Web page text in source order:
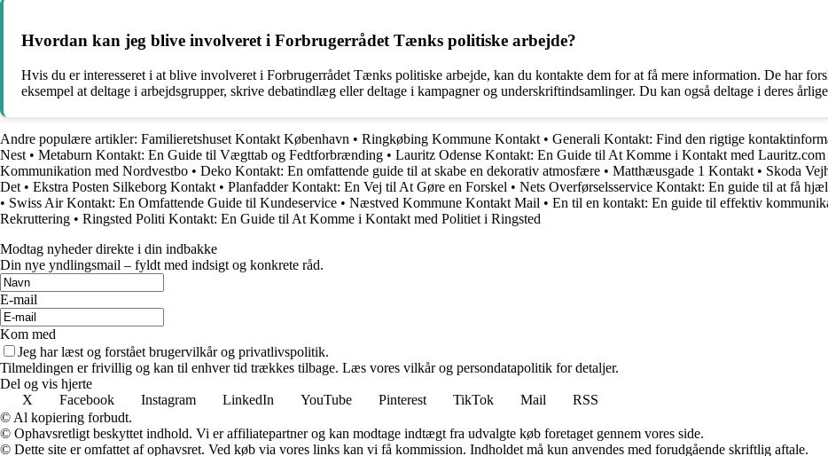
Hvordan kan jeg blive involveret i Forbrugerrådet Tænks politiske arbejde?
Hvis du er interesseret i at blive involveret i Forbrugerrådet Tænks politiske arbejde, kan du kontakte dem for at få mere information. De har
eksempel at deltage i arbejdsgrupper, skrive debatindlæg eller deltage i kampagner og underskriftindsamlinger. Du kan også deltage i deres
Andre populære artikler: Familieretshuset Kontakt København • Ringkøbing Kommune Kontakt • Generali Kontakt: Find den rigtige
Nest • Metaburn Kontakt: En Guide til Vægttab og Fedtforbrænding • Lauritz Odense Kontakt: En Guide til At Komme i Kontakt med Lauritz.com
Kommunikation med Nordvestbo • Deko Kontakt: En omfattende guide til at skabe en dekorativ atmosfære • Matthæusgade 1 Kontakt • Skoda
Det • Ekstra Posten Silkeborg Kontakt • Planfadder Kontakt: En Vej til At Gøre en Forskel • Nets Overførselsservice Kontakt: En guide til at få
• Swiss Air Kontakt: En Omfattende Guide til Kundeservice • Næstved Kommune Kontakt Mail • En til en kontakt: En guide til effektiv
Rekruttering • Ringsted Politi Kontakt: En Guide til At Komme i Kontakt med Politiet i Ringsted
Modtag nyheder direkte i din indbakke
Din nye yndlingsmail – fyldt med indsigt og konkrete råd.
E-mail
Kom med
Jeg har læst og forstået brugervilkår og privatlivspolitik.
Tilmeldingen er frivillig og kan til enhver tid trækkes tilbage. Læs vores vilkår og persondatapolitik for detaljer.
Del og vis hjerte
X
Facebook Instagram LinkedIn YouTube Pinterest TikTok Mail
RSS
© Al kopiering forbudt.
© Ophavsretligt beskyttet indhold. Vi er affiliatepartner og kan modtage indtægt fra udvalgte køb foretaget gennem vores side.
© Dette site er omfattet af ophavsret. Ved køb via vores links kan vi få kommission. Indholdet må kun anvendes med forudgående skriftlig aftale.